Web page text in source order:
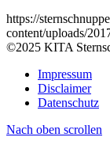
https://
content/uploads/
©2025 KITA
Impressum
Disclaimer
Datenschutz
Nach oben scrollen